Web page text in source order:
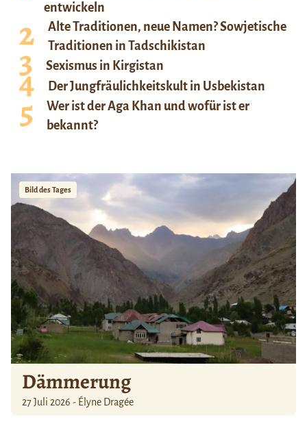
entwickeln
Alte Traditionen, neue Namen? Sowjetische
Traditionen in Tadschikistan
Sexismus in Kirgistan
Der Jungfräulichkeitskult in Usbekistan
Wer ist der Aga Khan und wofür ist er
bekannt?
Bild des Tages
Dämmerung
27 Juli 2026 - Élyne Dragée